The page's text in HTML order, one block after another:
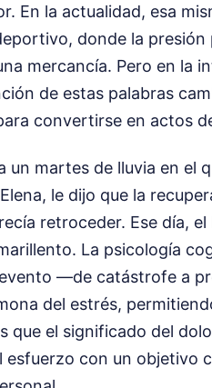
En la actualidad, esa
donde la
mercancía. Pero en la
de estas palabras
convertirse en actos
un martes de lluvia en el
le dijo que la
retroceder. Ese día,
La psicología
—de catástrofe a
del estrés,
que el significado del
esfuerzo con un objetivo